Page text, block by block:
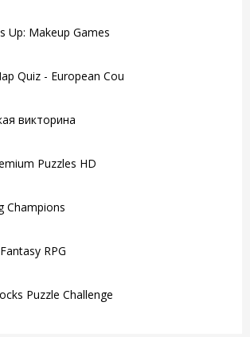
Up: Makeup Games
Quiz - European Cou
викторина
Puzzles HD
Champions
RPG
Puzzle Challenge